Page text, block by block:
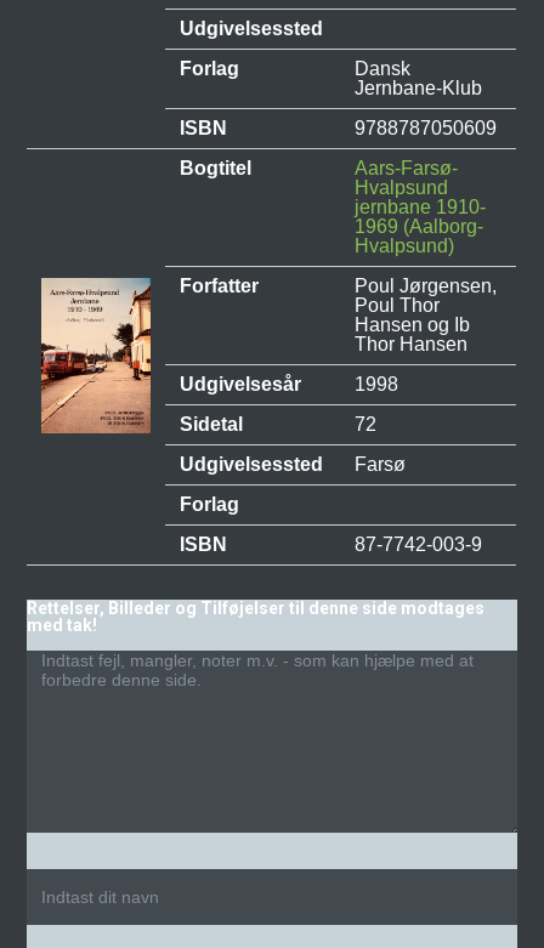
Udgivelsessted
Forlag
Dansk
Jernbane-Klub
ISBN
9788787050609
Bogtitel
Aars-Farsø-
Hvalpsund
jernbane 1910-
1969 (Aalborg-
Hvalpsund)
Forfatter
Poul Jørgensen,
Poul Thor
Hansen og Ib
Thor Hansen
Udgivelsesår
1998
Sidetal
72
Udgivelsessted
Farsø
Forlag
ISBN
87-7742-003-9
Rettelser, Billeder og Tilføjelser til denne side modtages
med tak!